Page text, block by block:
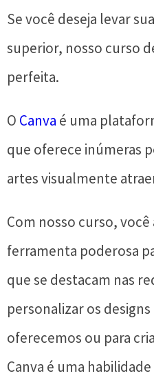
Se você deseja levar
superior, nosso curso
perfeita.
O Canva é uma
que oferece inúmeras
artes visualmente
Com nosso curso, você
ferramenta poderosa
que se destacam nas
personalizar os
oferecemos ou para
Canva é uma